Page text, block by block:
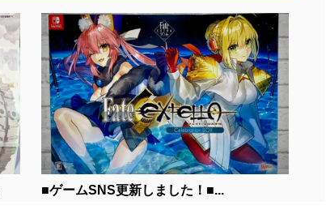
■ゲームSNS更新しました！■...